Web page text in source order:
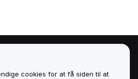
cookies for at få siden til at